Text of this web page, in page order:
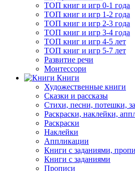
ТОП книг и игр 0-1 года
ТОП книг и игр 1-2 года
ТОП книг и игр 2-3 года
ТОП книг и игр 3-4 года
ТОП книг и игр 4-5 лет
ТОП книг и игр 5-7 лет
Развитие речи
Монтессори
Книги
Художественные книги
Сказки и рассказы
Стихи, песни, потешки,
Раскраски, наклейки,
Раскраски
Наклейки
Аппликации
Книги с заданиями,
Книги с заданиями
Прописи